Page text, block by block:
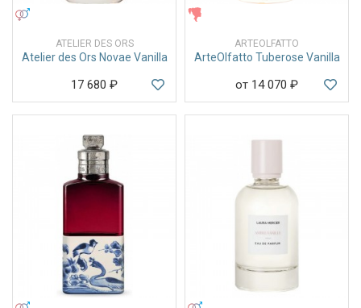
ATELIER DES ORS
Atelier des Ors Novae Vanilla
17 680 ₽
ARTEOLFATTO
ArteOlfatto Tuberose Vanilla
от 14 070 ₽